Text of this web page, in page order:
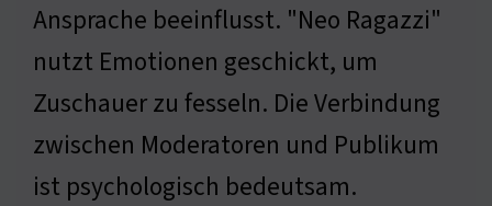
Ansprache beeinflusst. "Neo Ragazzi"
nutzt Emotionen geschickt, um
Zuschauer zu fesseln. Die Verbindung
zwischen Moderatoren und Publikum
ist psychologisch bedeutsam.